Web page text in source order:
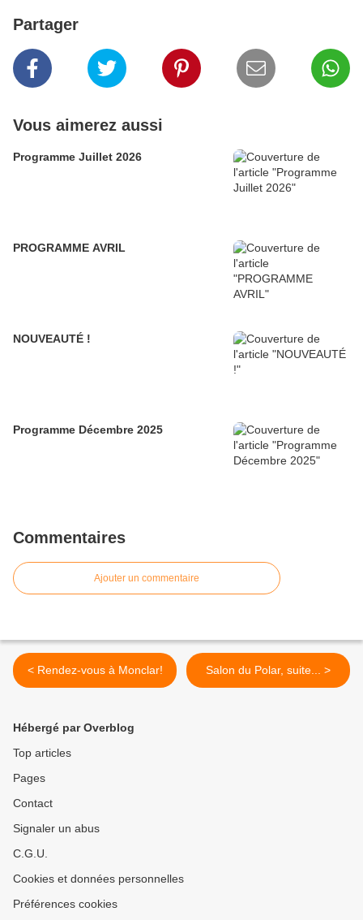
Partager
Vous aimerez aussi
Programme Juillet 2026
PROGRAMME AVRIL
NOUVEAUTÉ !
Programme Décembre 2025
Commentaires
Ajouter un commentaire
< Rendez-vous à Monclar! Salon du Polar, suite... >
Hébergé par Overblog
Top articles
Pages
Contact
Signaler un abus
C.G.U.
Cookies et données personnelles
Préférences cookies